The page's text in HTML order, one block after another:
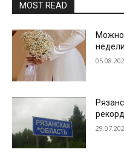
MOST READ
Можно